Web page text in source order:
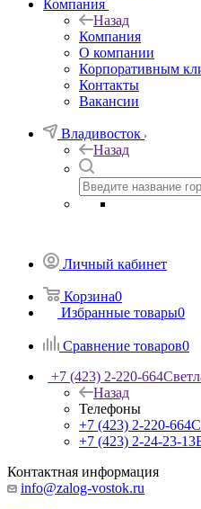
Компания
Назад
Компания
О компании
Корпоративным
Контакты
Вакансии
Владивосток
Назад
Личный кабинет
Корзина0
Избранные товары0
Сравнение товаров0
+7 (423) 2-220-664
Назад
Телефоны
+7 (423) 2-220-664
+7 (423) 2-24-23-13
Контактная информация
info@zalog-vostok.ru